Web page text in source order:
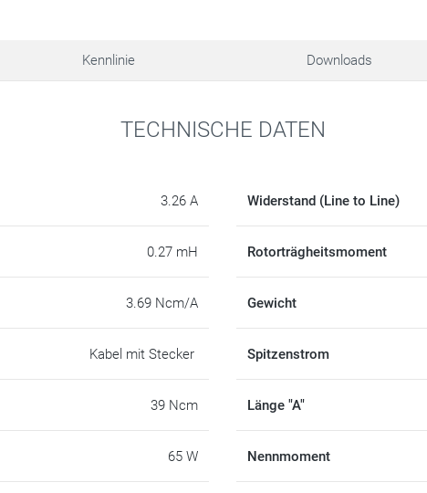
Kennlinie Downloads
TECHNISCHE DATEN
3.26 A
0.27 mH
3.69 Ncm/A
Kabel mit Stecker
39 Ncm
65 W
Widerstand (Line to Line)
Rotorträgheitsmoment
Gewicht
Spitzenstrom
Länge "A"
Nennmoment